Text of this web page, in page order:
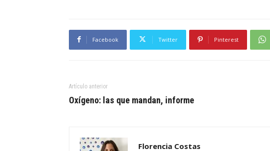
Facebook Twitter Pinterest
Artículo anterior
Oxígeno: las que mandan, informe
Florencia Costas